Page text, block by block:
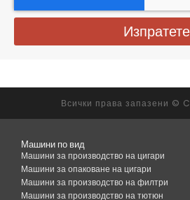
Изпратете
Всички права запазени ©
Машини по вид
Машини за производство на цигари
Машини за опаковане на цигари
Машини за производство на филтри
Машини за производство на тютюн